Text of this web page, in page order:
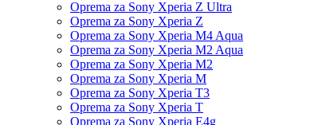
Oprema za Sony Xperia Z Ultra
Oprema za Sony Xperia Z
Oprema za Sony Xperia M4 Aqua
Oprema za Sony Xperia M2 Aqua
Oprema za Sony Xperia M2
Oprema za Sony Xperia M
Oprema za Sony Xperia T3
Oprema za Sony Xperia T
Oprema za Sony Xperia E4g